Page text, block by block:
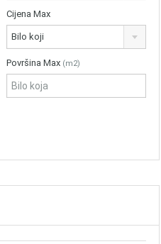
Cijena Max
Bilo koji
Površina Max (m2)